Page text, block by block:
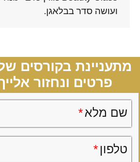
ועושה סדר בבלאגן.
מתעניינת בקורסים
פרטים ונחזור
שם מלא*
טלפון*